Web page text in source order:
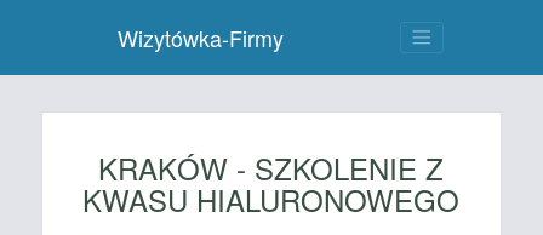
Wizytówka-Firmy
KRAKÓW - SZKOLENIE Z
KWASU HIALURONOWEGO